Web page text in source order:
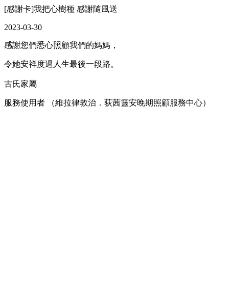
[感謝卡]我把心樹種 感謝隨風送
2023-03-30
感謝您們悉心照顧我們的媽媽，
令她安祥度過人生最後一段路。
古氏家屬
服務使用者 （維拉律敦治．荻茜靈安晚期照顧服務中心）